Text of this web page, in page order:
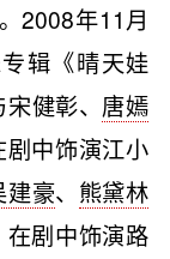
2008年11月
辑《晴天娃
健彰、 唐嫣
中饰演江小
建豪、 熊黛林
剧中饰演路